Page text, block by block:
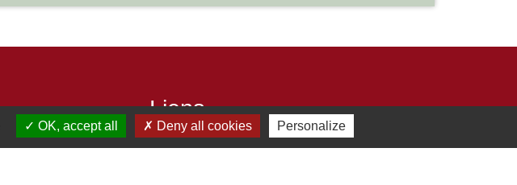
Liens
Développement durable
OK, accept all Deny all cookies Personalize